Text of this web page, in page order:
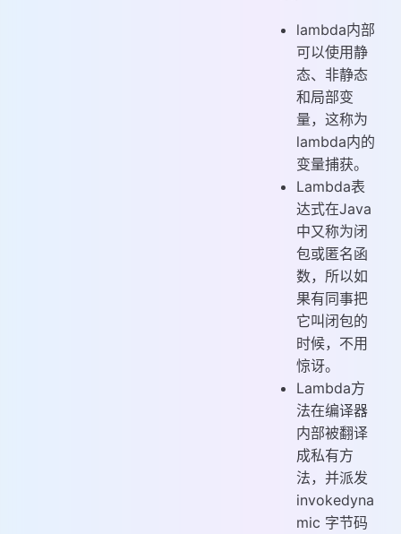
lambda内部
可以使用静
态、非静态
和局部变
量，这称为
lambda内的
变量捕获。
Lambda表
达式在Java
中又称为闭
包或匿名函
数，所以如
果有同事把
它叫闭包的
时候，不用
惊讶。
Lambda方
法在编译器
内部被翻译
成私有方
法，并派发
invokedyna
mic 字节码